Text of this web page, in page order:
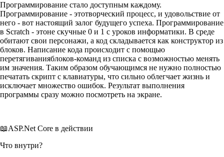
Программирование стало доступным каждому.
Программирование - этотворческий процесс, и удовольствие от
него - вот настоящий залог будущего успеха. Программирование
в Scratch - этоне скучные 0 и 1 с уроков информатики. В среде
обитают свои персонажи, а код складывается как конструктор из
блоков. Написание кода происходит с помощью
перетягиванияблоков-команд из списка с возможностью менять
им значения. Таким образом обучающимся не нужно полностью
печатать скрипт с клавиатуры, что сильно облегчает жизнь и
исключает множество ошибок. Результат выполнения
программы сразу можно посмотреть на экране.
📖ASP.Net Core в действии
Что внутри?